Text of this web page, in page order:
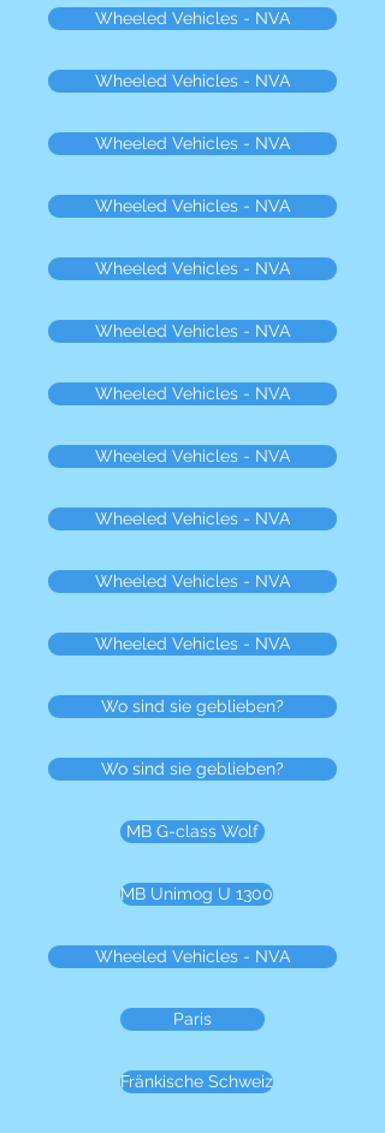
Wheeled Vehicles - NVA
Wheeled Vehicles - NVA
Wheeled Vehicles - NVA
Wheeled Vehicles - NVA
Wheeled Vehicles - NVA
Wheeled Vehicles - NVA
Wheeled Vehicles - NVA
Wheeled Vehicles - NVA
Wheeled Vehicles - NVA
Wheeled Vehicles - NVA
Wheeled Vehicles - NVA
Wo sind sie geblieben?
Wo sind sie geblieben?
MB G-class Wolf
MB Unimog U 1300
Wheeled Vehicles - NVA
Paris
Fränkische Schweiz